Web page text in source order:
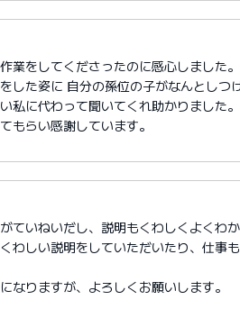
業をしてくださったのに感心しました。
した姿に 自分の孫位の子がなんとしつ
私に代わって聞いてくれ助かりました。
もらい感謝しています。
ていねいだし、説明もくわしくよくわ
わしい説明をしていただいたり、仕事
なりますが、よろしくお願いします。